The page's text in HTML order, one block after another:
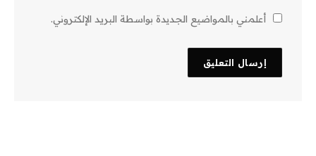
أعلمني بالمواضيع الجديدة بواسطة البريد الإلكتروني.